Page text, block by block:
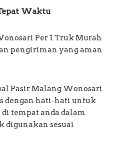
Waktu
Per 1 Truk Murah
pengiriman yang aman
Pasir Malang Wonosari
dengan hati-hati untuk
tempat anda dalam
digunakan sesuai